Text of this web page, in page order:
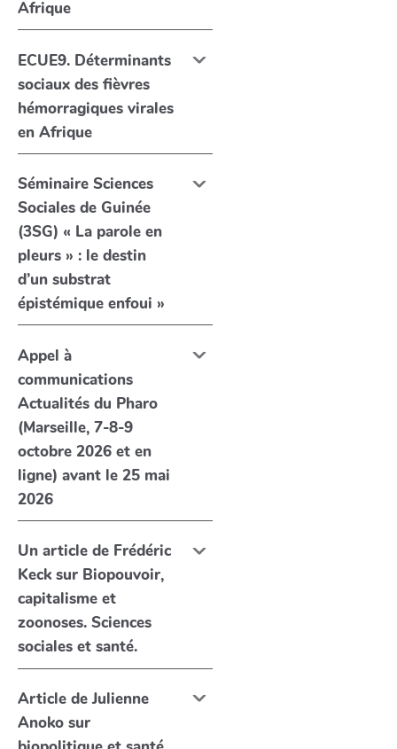
Afrique
ECUE9. Déterminants
sociaux des fièvres
hémorragiques virales
en Afrique
Séminaire Sciences
Sociales de Guinée
(3SG) « La parole en
pleurs » : le destin
d’un substrat
épistémique enfoui »
Appel à
communications
Actualités du Pharo
(Marseille, 7-8-9
octobre 2026 et en
ligne) avant le 25 mai
2026
Un article de Frédéric
Keck sur Biopouvoir,
capitalisme et
zoonoses. Sciences
sociales et santé.
Article de Julienne
Anoko sur